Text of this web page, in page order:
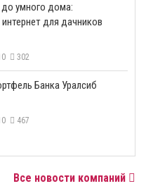
умного дома:
для дачников
302
Банка Уралсиб
467
Все новости компаний